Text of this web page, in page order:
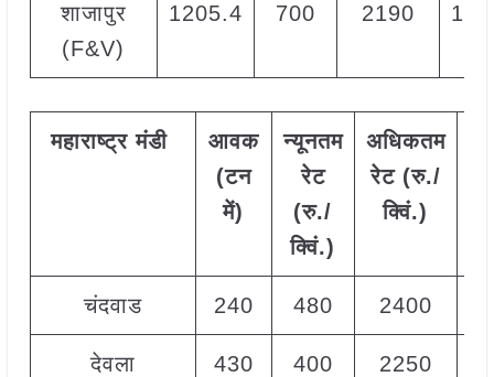
शाजापुर
(F&V)
1205.4 700 2190
महाराष्ट्र मंडी
आवक
(टन
में)
न्यूनतम
रेट
(रु./
क्विं.)
अधिकतम
रेट (रु./
क्विं.)
चंदवाड 240 480 2400
देवला 430 400 2250